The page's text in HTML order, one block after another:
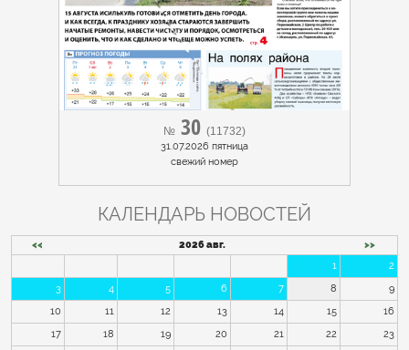
№ 30 (11732)
31.07.2026 пятница
cвежий номер
КАЛЕНДАРЬ НОВОСТЕЙ
<< 2026 авг.
>>
1
2
3
4 5 6 7 8
9
10
11 12 13 14 15
16
17
18 19 20 21 22
23